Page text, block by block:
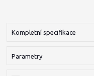
Kompletní specifikace
Parametry